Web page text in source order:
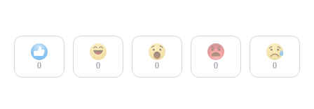
0 0 0 0 0